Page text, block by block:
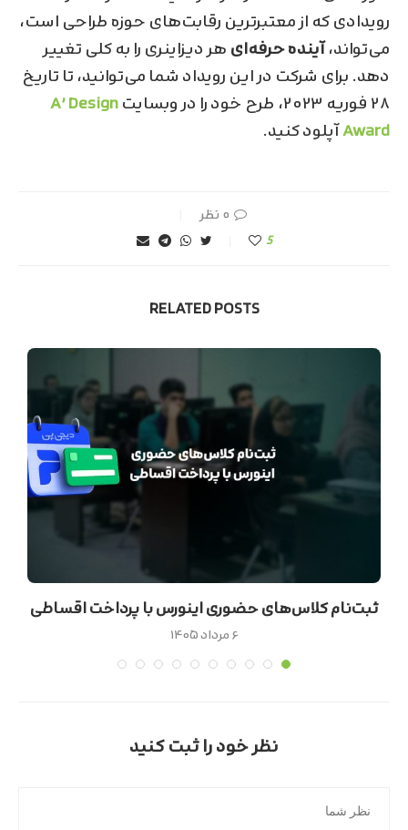
رویدادی که از معتبر‌ترین رقابت‌های حوزه طراحی است،
می‌تواند،آینده حرفه‌ای هر دیزاینری را به کلی تغییر
دهد. برای شرکت در این رویداد شما می‌توانید، تا تاریخ
۲۸ فوریه ۲۰۲۳، طرح خود را در وبسایت
A’ Design
Awardآپلود کنید.
۰ نظر
5
RELATED POSTS
ثبت‌نام کلاس‌های حضوری اینورس با پرداخت اقساطی
۶ مرداد ۱۴۰۵
نظر خود را ثبت کنید